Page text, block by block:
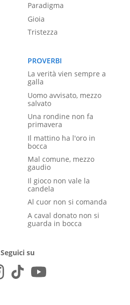
Paradigma
Gioia
Tristezza
PROVERBI
La verità vien sempre a
galla
Uomo avvisato, mezzo
salvato
Una rondine non fa
primavera
Il mattino ha l'oro in
bocca
Mal comune, mezzo
gaudio
Il gioco non vale la
candela
Al cuor non si comanda
A caval donato non si
guarda in bocca
Seguici su